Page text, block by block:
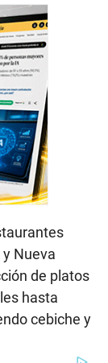
Nueva
de platos
hasta
cebiche y